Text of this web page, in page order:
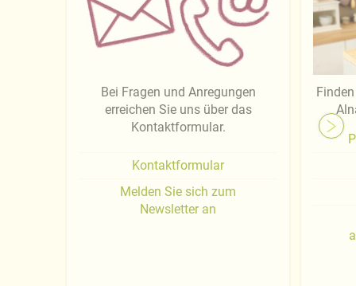
Bei Fragen und Anregungen
erreichen Sie uns über das
Kontaktformular.
Kontaktformular
Melden Sie sich zum
Newsletter an